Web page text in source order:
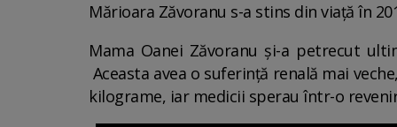
Mărioara Zăvoranu s-a stins din viață în
Mama Oanei Zăvoranu și-a petrecut
Aceasta avea o suferinţă renală mai
kilograme, iar medicii sperau într-o